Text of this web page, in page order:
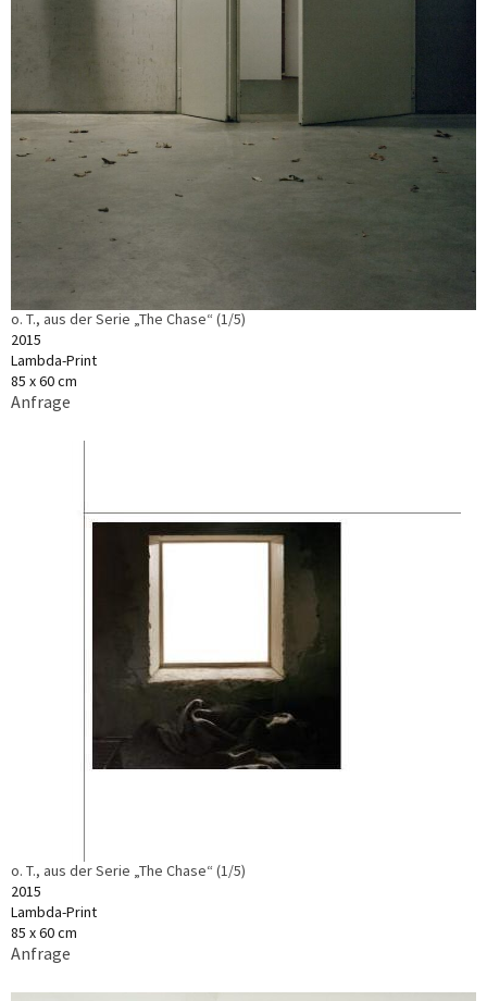
o. T., aus der Serie „The Chase“ (1/5)
2015
Lambda-Print
85 x 60 cm
Anfrage
o. T., aus der Serie „The Chase“ (1/5)
2015
Lambda-Print
85 x 60 cm
Anfrage